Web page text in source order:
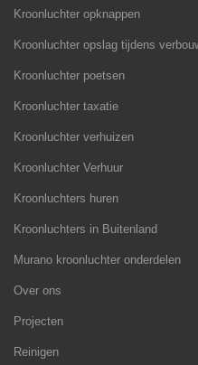
Kroonluchter opknappen
Kroonluchter opslag tijdens
Kroonluchter poetsen
Kroonluchter taxatie
Kroonluchter verhuizen
Kroonluchter Verhuur
Kroonluchters huren
Kroonluchters in Buitenland
Murano kroonluchter onderdelen
Over ons
Projecten
Reinigen